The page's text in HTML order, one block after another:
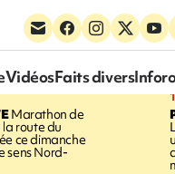
VidéosFaits divers
Marathon de
la route du
ce dimanche
sens Nord-